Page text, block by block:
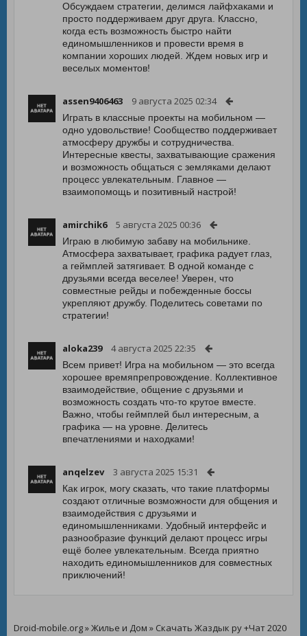
Обсуждаем стратегии, делимся лайфхаками и
просто поддерживаем друг друга. Классно,
когда есть возможность быстро найти
единомышленников и провести время в
компании хороших людей. Ждем новых игр и
веселых моментов!
assen9406463 9 августа 2025 02:34
Играть в классные проекты на мобильном —
одно удовольствие! Сообщество поддерживает
атмосферу дружбы и сотрудничества.
Интересные квесты, захватывающие сражения
и возможность общаться с земляками делают
процесс увлекательным. Главное —
взаимопомощь и позитивный настрой!
amirchik6 5 августа 2025 00:36
Играю в любимую забаву на мобильнике.
Атмосфера захватывает, графика радует глаз,
а геймплей затягивает. В одной команде с
друзьями всегда веселее! Уверен, что
совместные рейды и побежденные боссы
укрепляют дружбу. Поделитесь советами по
стратегии!
aloka239 4 августа 2025 22:35
Всем привет! Игра на мобильном — это всегда
хорошее времяпрепровождение. Коллективное
взаимодействие, общение с друзьями и
возможность создать что-то крутое вместе.
Важно, чтобы геймплей был интересным, а
графика — на уровне. Делитесь
впечатлениями и находками!
anqelzev 3 августа 2025 15:31
Как игрок, могу сказать, что такие платформы
создают отличные возможности для общения и
взаимодействия с друзьями и
единомышленниками. Удобный интерфейс и
разнообразие функций делают процесс игры
ещё более увлекательным. Всегда приятно
находить единомышленников для совместных
приключений!
Droid-mobile.org»Жилье и Дом » Скачать Жаздык ру +Чат 2020